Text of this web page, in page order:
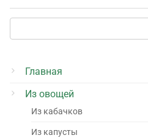
Главная
Из овощей
Из кабачков
Из капусты